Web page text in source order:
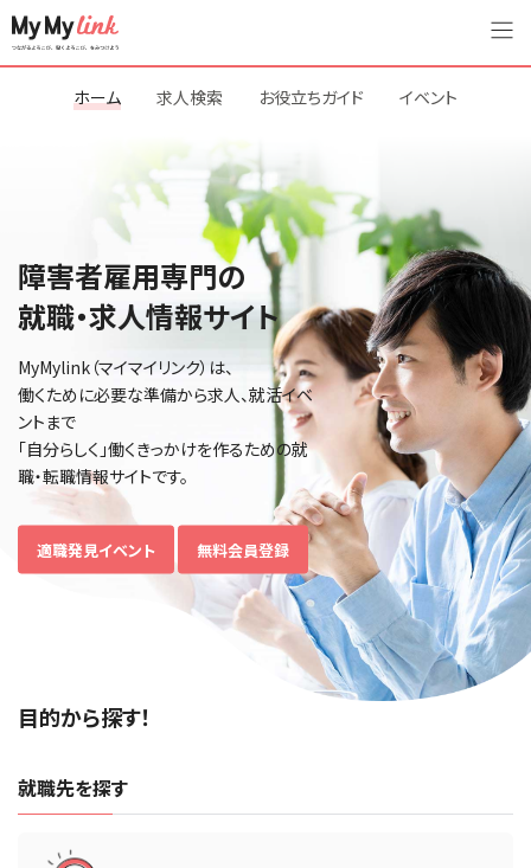
ホーム 求人検索 お役立ちガイド イベント
障害者雇用専門の
就職・求人情報サイト
MyMylink（マイマイリンク）は、
働くために必要な準備から求人、就活イベ
ントまで
「自分らしく」働くきっかけを作るための就
職・転職情報サイトです。
適職発見イベント 無料会員登録
目的から探す！
就職先を探す